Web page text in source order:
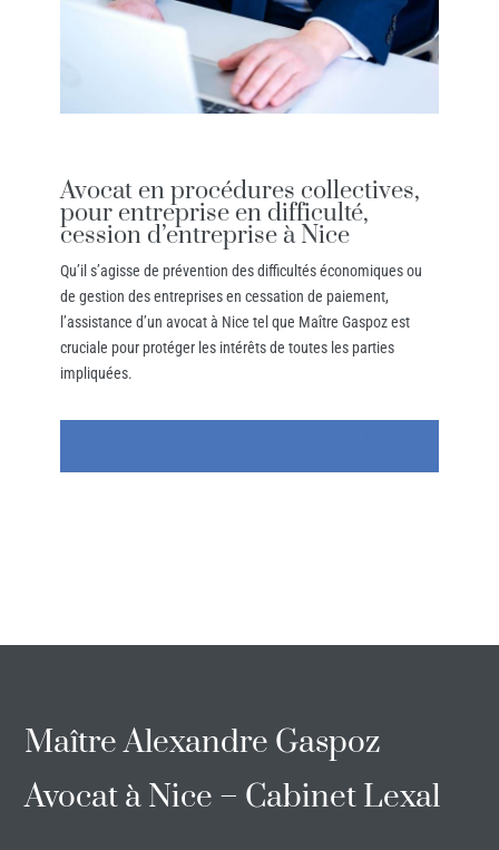
Avocat en procédures collectives,
pour entreprise en difficulté,
cession d’entreprise à Nice
Qu’il s’agisse de prévention des difficultés économiques ou
de gestion des entreprises en cessation de paiement,
l’assistance d’un avocat à Nice tel que Maître Gaspoz est
cruciale pour protéger les intérêts de toutes les parties
impliquées.
Maître Alexandre Gaspoz
Avocat à Nice – Cabinet Lexal